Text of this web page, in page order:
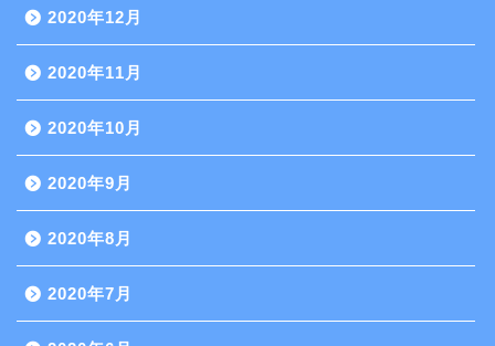
2020年12月
2020年11月
2020年10月
2020年9月
2020年8月
2020年7月